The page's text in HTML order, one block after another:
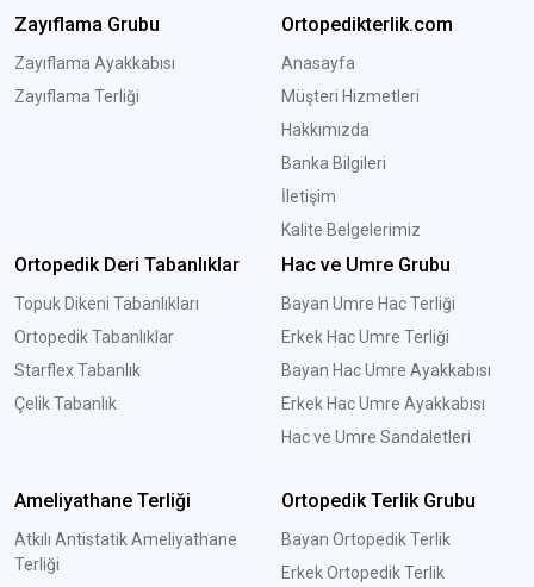
Zayıflama Grubu
Zayıflama Ayakkabısı
Zayıflama Terliği
Ortopedikterlik.com
Anasayfa
Müşteri Hizmetleri
Hakkımızda
Banka Bilgileri
İletişim
Kalite Belgelerimiz
Ortopedik Deri Tabanlıklar
Topuk Dikeni Tabanlıkları
Ortopedik Tabanlıklar
Starflex Tabanlık
Çelik Tabanlık
Hac ve Umre Grubu
Bayan Umre Hac Terliği
Erkek Hac Umre Terliği
Bayan Hac Umre Ayakkabısı
Erkek Hac Umre Ayakkabısı
Hac ve Umre Sandaletleri
Ameliyathane Terliği
Atkılı Antistatik Ameliyathane
Terliği
Ortopedik Terlik Grubu
Bayan Ortopedik Terlik
Erkek Ortopedik Terlik